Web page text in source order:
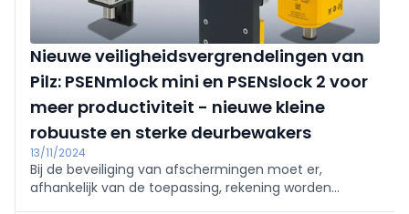
Nieuwe veiligheidsvergrendelingen van
Pilz: PSENmlock mini en PSENslock 2 voor
meer productiviteit - nieuwe kleine
robuuste en sterke deurbewakers
13/11/2024
Bij de beveiliging van afschermingen moet er,
afhankelijk van de toepassing, rekening worden